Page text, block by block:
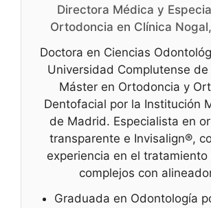
Directora Médica y
Ortodoncia en Clínica
Doctora en Ciencias
Universidad Complutense
Máster en Ortodoncia y
Dentofacial por la Institución
de Madrid. Especialista en
transparente e Invisalign®,
experiencia en el tratamiento
complejos con
Graduada en Odontología